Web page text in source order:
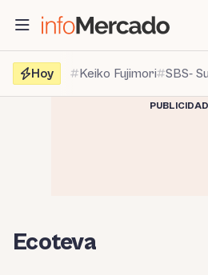
contenido
Hoy
Keiko Fujimori SBS-
PUBLICIDAD
Ecoteva